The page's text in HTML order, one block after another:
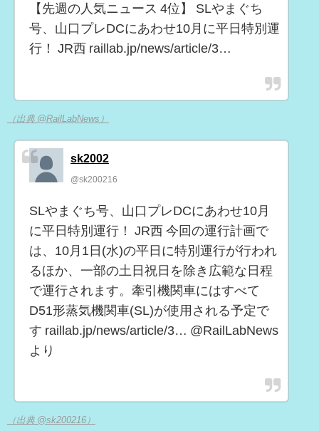
【先週の人気ニュース 4位】 SLやまぐち
号、山口プレDCにあわせ10月に平日特別運
行！ JR西 raillab.jp/news/article/3…
（出典 @RailLabNews）
sk2002
@sk200216
SLやまぐち号、山口プレDCにあわせ10月
に平日特別運行！ JR西 今回の運行計画で
は、10月1日(水)の平日に特別運行が行われ
るほか、一部の土日祝日を除き広範な日程
で運行されます。牽引機関車にはすべて
D51形蒸気機関車(SL)が使用される予定で
す raillab.jp/news/article/3… @RailLabNews
より
（出典 @sk200216）